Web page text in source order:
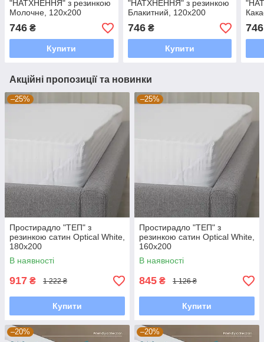
"НАТХНЕННЯ" з резинкою
Молочне, 120x200
746 ₴
Купити
"НАТХНЕННЯ" з резинкою
Блакитний, 120x200
746₴
Купити
746
Акційні пропозиції та новинки
–25%
Простирадло "ТЕП" з
резинкою сатин Optical White,
180x200
В наявності
917 ₴ 1 222 ₴
Купити
–25%
Простирадло "ТЕП" з
резинкою сатин Optical White,
160x200
В наявності
845 ₴ 1 126 ₴
Купити
–20% –20%